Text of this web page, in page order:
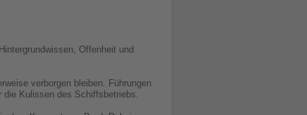
Offenheit und
verborgen bleiben. Führungen
die Kulissen des Schiffsbetriebs.